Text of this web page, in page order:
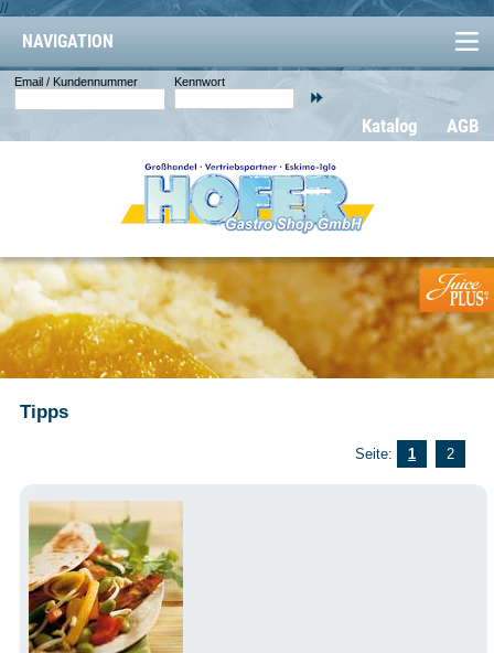
//
NAVIGATION
Email / Kundennummer Kennwort
AGB
Katalog
Tipps
Seite: 1 2